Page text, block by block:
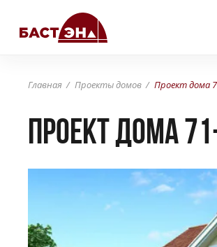
Главная Проекты домов Проект дома
Проект дома